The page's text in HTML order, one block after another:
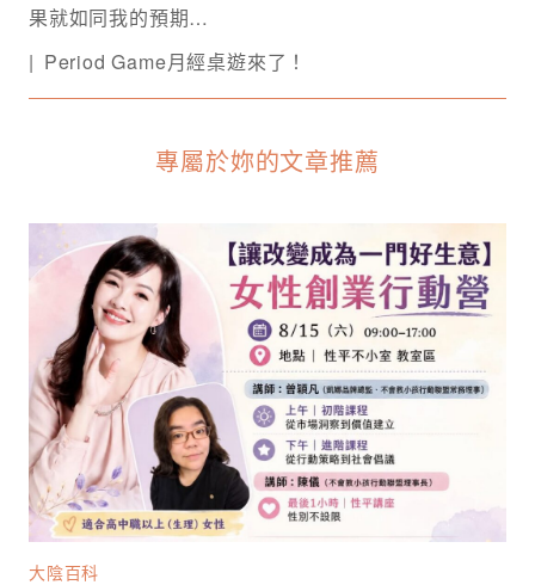
果就如同我的預期…
Period Game月經桌遊來了！
專屬於妳的文章推薦
大陰百科